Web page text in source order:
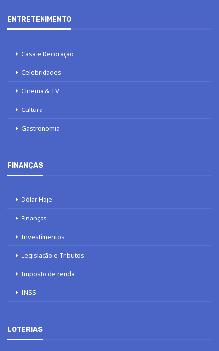
ENTRETENIMENTO
Casa e Decoração
Celebridades
Cinema & TV
Cultura
Gastronomia
FINANÇAS
Dólar Hoje
Finanças
Investimentos
Legislação e Tributos
Imposto de renda
INSS
LOTERIAS